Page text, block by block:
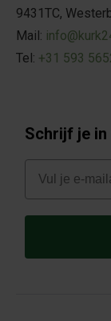
9431TC,
Mail:
Tel: +31 593
Schrijf je
E-mail